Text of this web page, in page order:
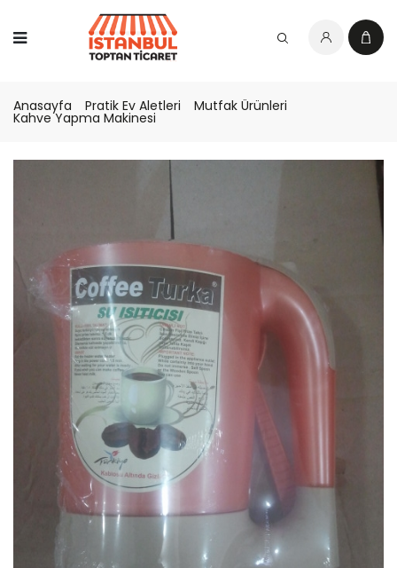
Anasayfa Pratik Ev Aletleri Mutfak Ürünleri
Kahve Yapma Makinesi